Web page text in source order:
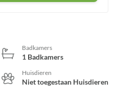
Badkamers
1 Badkamers
Huisdieren
Niet toegestaan Huisdieren